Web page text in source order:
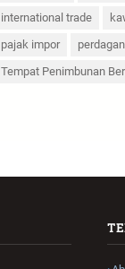
international trade
pajak impor
Tempat Penimbunan